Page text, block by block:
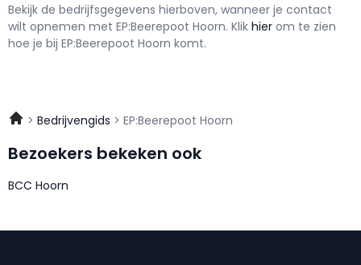
Bekijk de bedrijfsgegevens hierboven, wanneer je contact
wilt opnemen met EP:Beerepoot Hoorn. Klik hier om te zien
hoe je bij EP:Beerepoot Hoorn komt.
Bedrijvengids EP:Beerepoot Hoorn
Bezoekers bekeken ook
BCC Hoorn